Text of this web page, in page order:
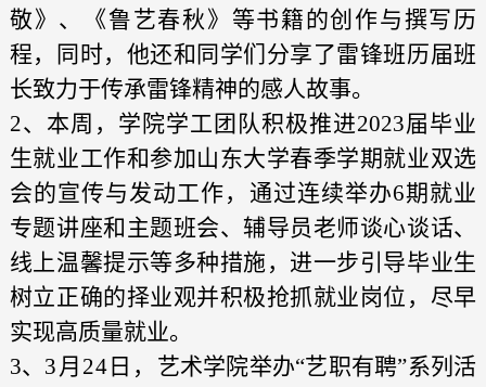
敬》、《鲁艺春秋》等书籍的创作与撰写历
程，同时，他还和同学们分享了雷锋班历届班
长致力于传承雷锋精神的感人故事。
2、本周，学院学工团队积极推进2023届毕业
生就业工作和参加山东大学春季学期就业双选
会的宣传与发动工作，通过连续举办6期就业
专题讲座和主题班会、辅导员老师谈心谈话、
线上温馨提示等多种措施，进一步引导毕业生
树立正确的择业观并积极抢抓就业岗位，尽早
实现高质量就业。
3、 3月24日， 艺术学院举办“艺职有聘”系列活